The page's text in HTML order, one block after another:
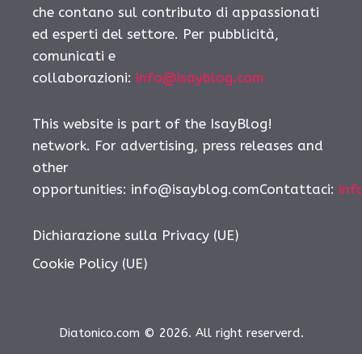
che contano sul contributo di appassionati
ed esperti del settore. Per pubblicità,
comunicati e
collaborazioni: info@isayblog.com
This website is part of the IsayBlog!
network. For advertising, press releases and
other
opportunities: info@isayblog.comContattaci:
Dichiarazione sulla Privacy (UE)
Cookie Policy (UE)
Diatonico.com © 2026. All right reserverd.